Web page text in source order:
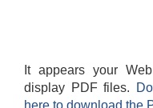
It appears your
display PDF files.